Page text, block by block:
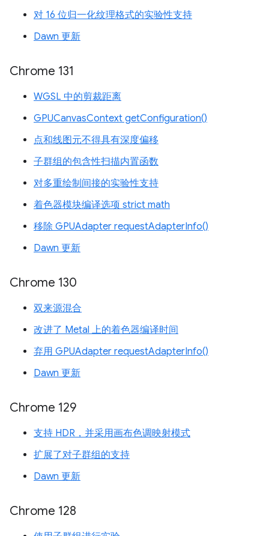
对 16 位归一化纹理格式的实验性支持
Dawn 更新
Chrome 131
WGSL 中的剪裁距离
GPUCanvasContext getConfiguration()
点和线图元不得具有深度偏移
子群组的包含性扫描内置函数
对多重绘制间接的实验性支持
着色器模块编译选项 strict math
移除 GPUAdapter requestAdapterInfo()
Dawn 更新
Chrome 130
双来源混合
改进了 Metal 上的着色器编译时间
弃用 GPUAdapter requestAdapterInfo()
Dawn 更新
Chrome 129
支持 HDR，并采用画布色调映射模式
扩展了对子群组的支持
Dawn 更新
Chrome 128